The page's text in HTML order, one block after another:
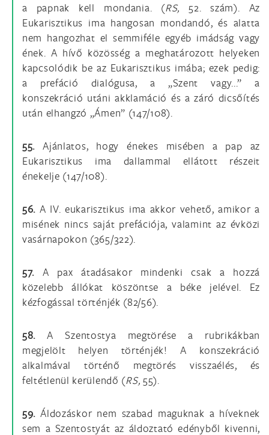
a papnak kell mondania. (RS,52. szám). Az
Eukarisztikus ima hangosan mondandó, és alatta
nem hangozhat el semmiféle egyéb imádság vagy
ének. A hívő közösség a meghatározott helyeken
kapcsolódik be az Eukarisztikus imába; ezek pedig:
a prefáció dialógusa, a „Szent vagy...” a
konszekráció utáni akklamáció és a záró dicsőítés
után elhangzó „Ámen” (147/108).
55. Ajánlatos, hogy énekes misében a pap az
Eukarisztikus ima dallammal ellátott részeit
énekelje (147/108).
56. A IV. eukarisztikus ima akkor vehető, amikor a
misének nincs saját prefációja, valamint az évközi
vasárnapokon (365/322).
57. A pax átadásakor mindenki csak a hozzá
közelebb állókat köszöntse a béke jelével. Ez
kézfogással történjék (82/56).
58. A Szentostya megtörése a rubrikákban
megjelölt helyen történjék! A konszekráció
alkalmával történő megtörés visszaélés, és
feltétlenül kerülendő (RS, 55).
59. Áldozáskor nem szabad maguknak a híveknek
sem a Szentostyát az áldoztató edényből kivenni,